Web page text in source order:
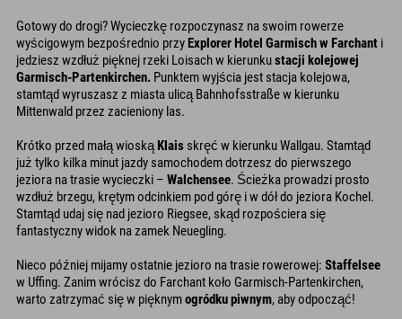
Gotowy do drogi? Wycieczkę rozpoczynasz na swoim rowerze
wyścigowym bezpośrednio przyExplorer Hotel Garmisch w Farchant i
jedziesz wzdłuż pięknej rzeki Loisach w kierunkustacji kolejowej
Garmisch-Partenkirchen. Punktem wyjścia jest stacja kolejowa,
stamtąd wyruszasz z miasta ulicą Bahnhofsstraße w kierunku
Mittenwald przez zacieniony las.
Krótko przed małą wioskąKlais skręć w kierunku Wallgau. Stamtąd
już tylko kilka minut jazdy samochodem dotrzesz do pierwszego
jeziora na trasie wycieczki – Walchensee. Ścieżka prowadzi prosto
wzdłuż brzegu, krętym odcinkiem pod górę i w dół do jeziora Kochel.
Stamtąd udaj się nad jezioro Riegsee, skąd rozpościera się
fantastyczny widok na zamek Neuegling.
Nieco później mijamy ostatnie jezioro na trasie rowerowej: Staffelsee
w Uffing. Zanim wrócisz do Farchant koło Garmisch-Partenkirchen,
warto zatrzymać się w pięknymogródku piwnym, aby odpocząć!